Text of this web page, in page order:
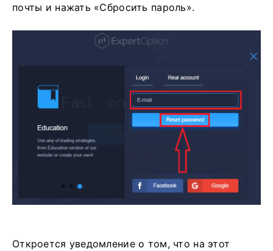
почты и нажать «Сбросить пароль».
Откроется уведомление о том, что на этот